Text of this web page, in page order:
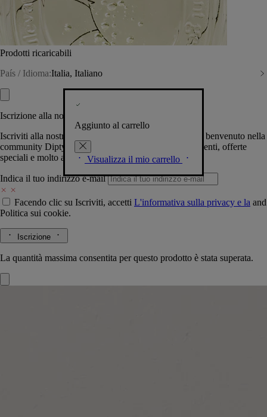
Prodotti ricaricabili
País / Idioma:Italia, Italiano
Aggiunto al carrello
Visualizza il mio carrello
Iscrizione alla nostra Newsletter
Iscriviti alla nostra newsletter per permetterci di darti il benvenuto nella
community Diptyque e tenerti al corrente su novità, eventi, offerte
speciali e molto altro.
Indica il tuo indirizzo e-mail
Facendo clic su Iscriviti, accetti L'informativa sulla privacy e la and
Politica sui cookie.
Iscrizione
La quantità massima consentita per questo prodotto è stata superata.